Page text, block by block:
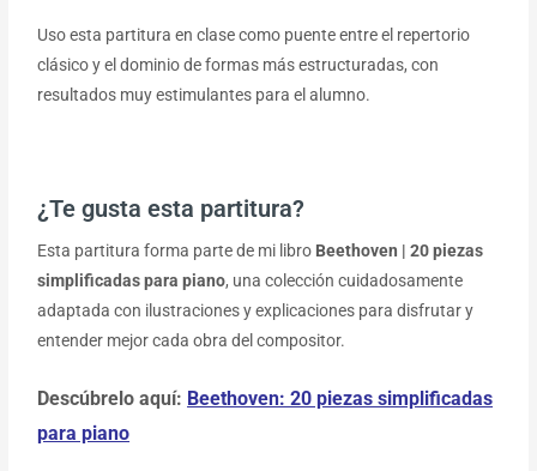
Uso esta partitura en clase como puente entre el repertorio
clásico y el dominio de formas más estructuradas, con
resultados muy estimulantes para el alumno.
¿Te gusta esta partitura?
Esta partitura forma parte de mi libro Beethoven | 20 piezas
simplificadas para piano, una colección cuidadosamente
adaptada con ilustraciones y explicaciones para disfrutar y
entender mejor cada obra del compositor.
Descúbrelo aquí: Beethoven: 20 piezas simplificadas
para piano